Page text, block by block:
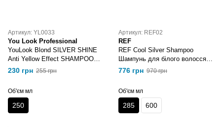
Артикул: YL0033
You Look Professional
YouLook Blond SILVER SHINE
Anti Yellow Effect SHAMPOO
шампунь для збереження
кольору 250 мл
230 грн 255 грн
Об'єм мл
250
Артикул: REF02
REF
REF Cool Silver Shampoo
Шампунь для білого волосся
285 мл
776 грн 970 грн
Об'єм мл
285 600